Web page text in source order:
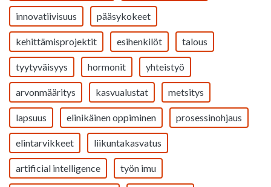
innovatiivisuus pääsykokeet
kehittämisprojektit esihenkilöt talous
tyytyväisyys hormonit yhteistyö
arvonmääritys kasvualustat metsitys
lapsuus elinikäinen oppiminen prosessinohjaus
elintarvikkeet liikuntakasvatus
artificial intelligence työn imu